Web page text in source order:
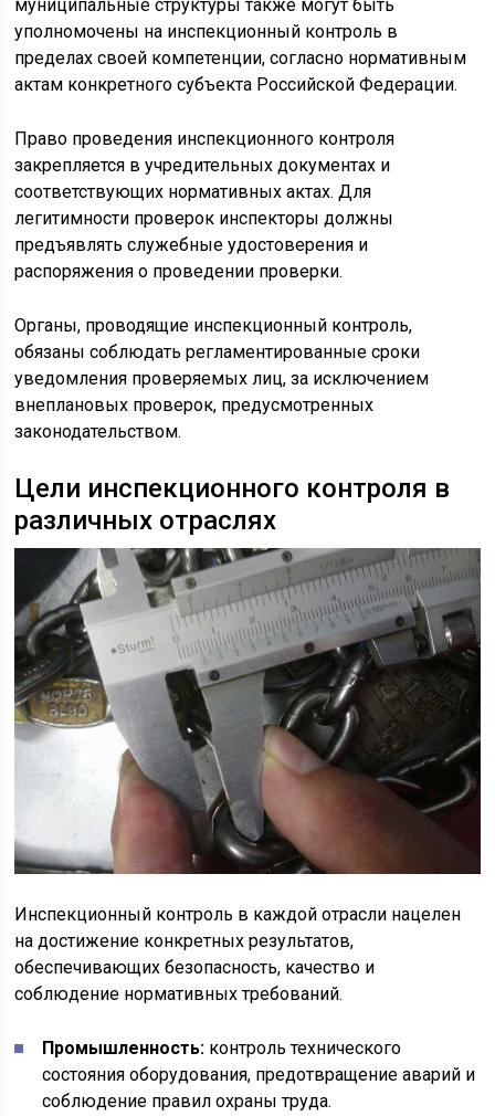
муниципальные структуры также могут быть
уполномочены на инспекционный контроль в
пределах своей компетенции, согласно нормативным
актам конкретного субъекта Российской Федерации.
Право проведения инспекционного контроля
закрепляется в учредительных документах и
соответствующих нормативных актах. Для
легитимности проверок инспекторы должны
предъявлять служебные удостоверения и
распоряжения о проведении проверки.
Органы, проводящие инспекционный контроль,
обязаны соблюдать регламентированные сроки
уведомления проверяемых лиц, за исключением
внеплановых проверок, предусмотренных
законодательством.
Цели инспекционного контроля в
различных отраслях
Инспекционный контроль в каждой отрасли нацелен
на достижение конкретных результатов,
обеспечивающих безопасность, качество и
соблюдение нормативных требований.
Промышленность: контроль технического
состояния оборудования, предотвращение аварий и
соблюдение правил охраны труда.